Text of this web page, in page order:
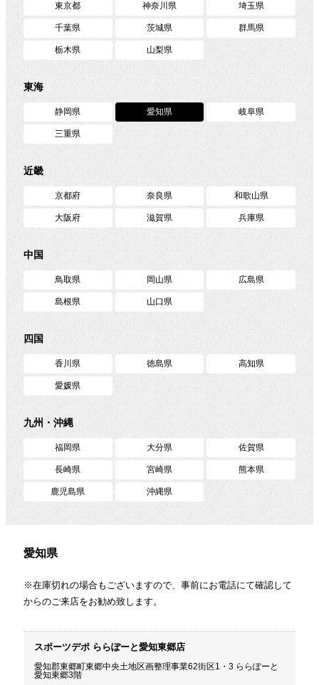
GK専用トレーニングボール
HYPER ACT
【コラム】人生を豊かにするGKスキル
CATALOG
グラブメンテナンス マニュアル
CONTACT
東京都 神奈川県 埼玉県
千葉県 茨城県 群馬県
栃木県 山梨県
東海
静岡県 愛知県 岐阜県
三重県
近畿
京都府 奈良県 和歌山県
大阪府 滋賀県 兵庫県
中国
鳥取県 岡山県 広島県
島根県 山口県
四国
香川県 徳島県 高知県
愛媛県
九州・沖縄
福岡県 大分県 佐賀県
長崎県 宮崎県 熊本県
鹿児島県 沖縄県
愛知県
※在庫切れの場合もございますので、事前にお電話にて確認して
からのご来店をお勧め致します。
スポーツデポ ららぽーと愛知東郷店
愛知郡東郷町東郷中央土地区画整理事業62街区1・3 ららぽーと
愛知東郷3階